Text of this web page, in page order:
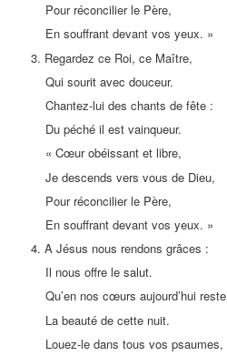
Pour réconcilier le Père,
En souffrant devant vos yeux. »
3. Regardez ce Roi, ce Maître,
Qui sourit avec douceur.
Chantez-lui des chants de fête :
Du péché il est vainqueur.
« Cœur obéissant et libre,
Je descends vers vous de Dieu,
Pour réconcilier le Père,
En souffrant devant vos yeux. »
4. A Jésus nous rendons grâces :
Il nous offre le salut.
Qu’en nos cœurs aujourd’hui reste
La beauté de cette nuit.
Louez-le dans tous vos psaumes,